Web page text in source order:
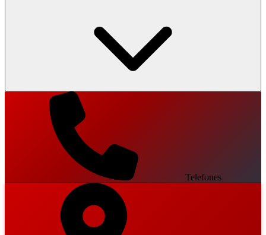
Telefones